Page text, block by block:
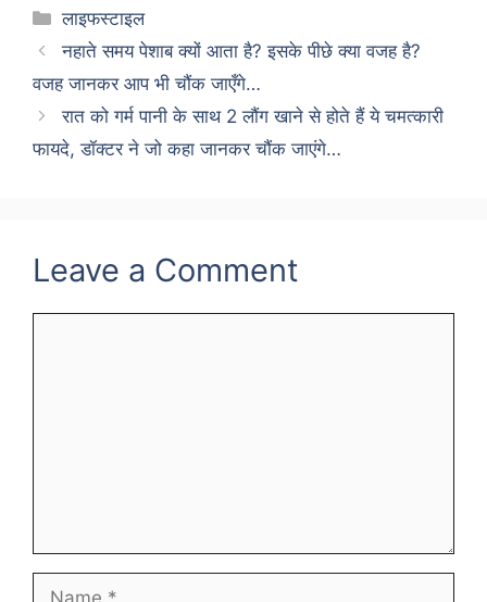
Categories
लाइफस्टाइल
नहाते समय पेशाब क्यों आता है? इसके पीछे क्या वजह है?
वजह जानकर आप भी चौंक जाएँगे…
रात को गर्म पानी के साथ 2 लौंग खाने से होते हैं ये चमत्कारी
फायदे, डॉक्टर ने जो कहा जानकर चौंक जाएंगे…
Leave a Comment
Name